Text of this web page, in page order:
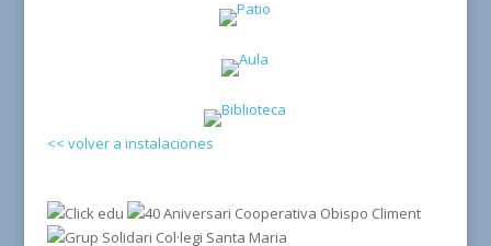
<< volver a instalaciones